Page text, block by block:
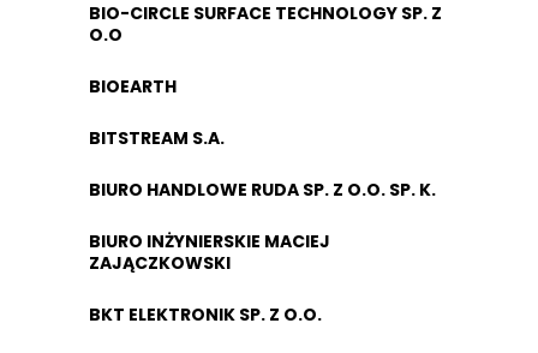
BIO-CIRCLE SURFACE TECHNOLOGY SP. Z
O.O
BIOEARTH
BITSTREAM S.A.
BIURO HANDLOWE RUDA SP. Z O.O. SP. K.
BIURO INŻYNIERSKIE MACIEJ
ZAJĄCZKOWSKI
BKT ELEKTRONIK SP. Z O.O.